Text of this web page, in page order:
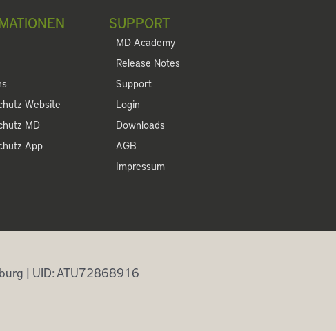
Website
MD
App
SUPPORT
MD Academy
Release Notes
Support
Login
Downloads
AGB
Impressum
| UID: ATU72868916